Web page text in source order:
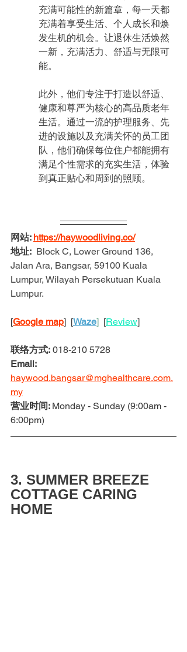
充满可能性的新篇章，每一天都
充满着享受生活、个人成长和焕
发生机的机会。让退休生活焕然
一新，充满活力、舒适与无限可
能。
此外，他们专注于打造以舒适、
健康和尊严为核心的高品质老年
生活。通过一流的护理服务、先
进的设施以及充满关怀的员工团
队，他们确保每位住户都能拥有
满足个性需求的充实生活，体验
到真正贴心和周到的照顾。
网站: https://haywoodliving.co/
地址: Block C, Lower Ground 136,
Jalan Ara, Bangsar, 59100 Kuala
Lumpur, Wilayah Persekutuan Kuala
Lumpur.
[Google map]  [Waze] [Review]
联络方式: 018-210 5728
Email:
haywood.bangsar@mghealthcare.com.
my
营业时间: Monday - Sunday (9:00am -
6:00pm)
3. SUMMER BREEZE
COTTAGE CARING
HOME